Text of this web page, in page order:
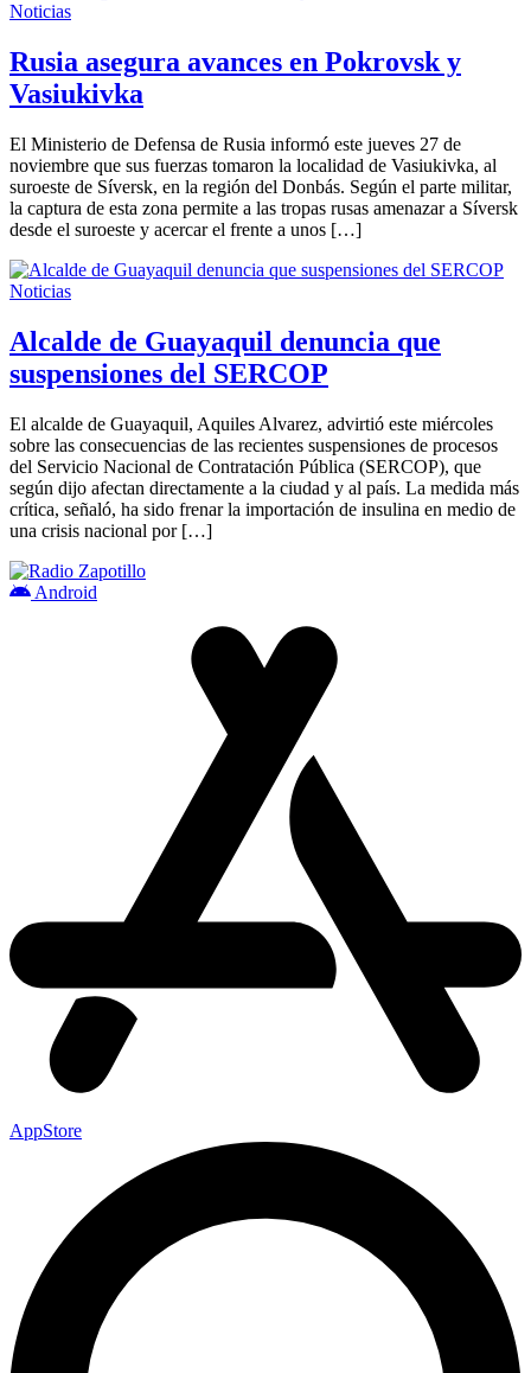
Noticias
Rusia asegura avances en Pokrovsk y
Vasiukivka
El Ministerio de Defensa de Rusia informó este jueves 27 de
noviembre que sus fuerzas tomaron la localidad de Vasiukivka, al
suroeste de Síversk, en la región del Donbás. Según el parte militar,
la captura de esta zona permite a las tropas rusas amenazar a Síversk
desde el suroeste y acercar el frente a unos […]
Noticias
Alcalde de Guayaquil denuncia que
suspensiones del SERCOP
El alcalde de Guayaquil, Aquiles Alvarez, advirtió este miércoles
sobre las consecuencias de las recientes suspensiones de procesos
del Servicio Nacional de Contratación Pública (SERCOP), que
según dijo afectan directamente a la ciudad y al país. La medida más
crítica, señaló, ha sido frenar la importación de insulina en medio de
una crisis nacional por […]
Android
AppStore